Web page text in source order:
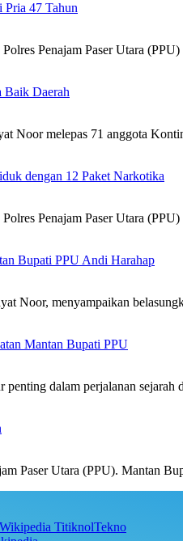
Pria 47 Tahun
Penajam Paser Utara
Baik Daerah
melepas 71 anggota
dengan 12 Paket Narkotika
Penajam Paser Utara
Bupati PPU Andi Harahap
menyampaikan
Mantan Bupati PPU
dalam perjalanan
Paser Utara (PPU). Mantan
TitiknolTekno